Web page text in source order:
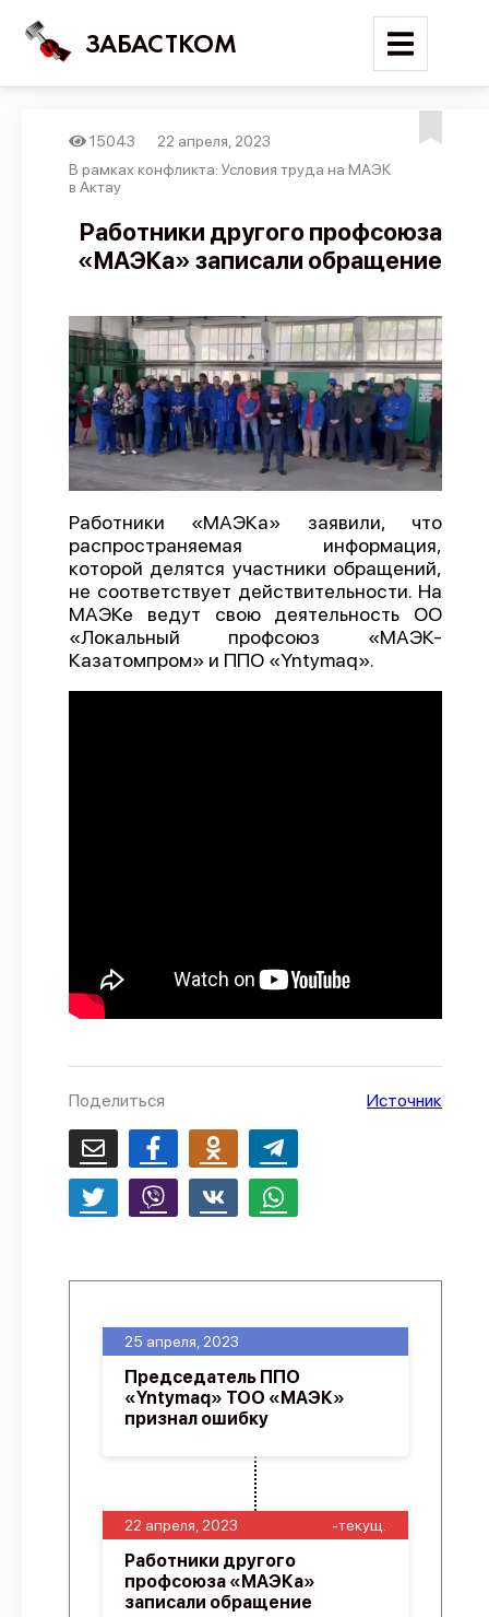
ЗАБАСТКОМ
Войти
Поиск
Новости
Трудовые конфликты
Отчеты
Предложить публикацию
Справочник
API
О проекте
Политика конфиденциальности
15043
22 апреля, 2023
В рамках конфликта: Условия труда на МАЭК
в Актау
Работники другого профсоюза
«МАЭКа» записали обращение
Работники «МАЭКа» заявили, что
распространяемая информация,
которой делятся участники обращений,
не соответствует действительности. На
МАЭКе ведут свою деятельность ОО
«Локальный профсоюз «МАЭК-
Казатомпром» и ППО «Yntymaq».
Поделиться Источник
22 апреля, 2023 -текущ.
Работники другого
профсоюза «МАЭКа»
записали обращение
25 апреля, 2023
Председатель ППО
«Yntymaq» ТОО «МАЭК»
признал ошибку